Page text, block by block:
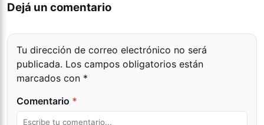
Dejá un comentario
Tu dirección de correo electrónico no será
publicada. Los campos obligatorios están
marcados con *
Comentario *